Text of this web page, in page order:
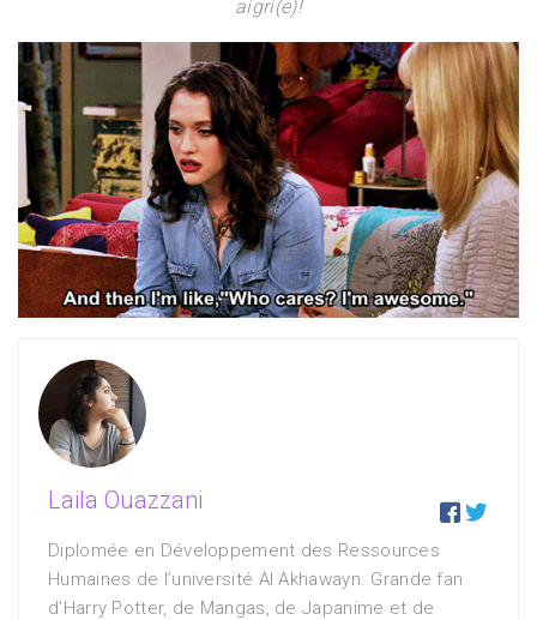
aigri(e)!
Laila Ouazzani 

Diplomée en Développement des Ressources
Humaines de l’université Al Akhawayn. Grande fan
d’Harry Potter, de Mangas, de Japanime et de